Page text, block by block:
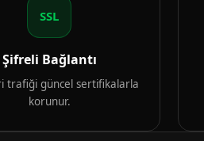
SSL
Şifreli Bağlantı
trafiği güncel sertifikalarla
korunur.